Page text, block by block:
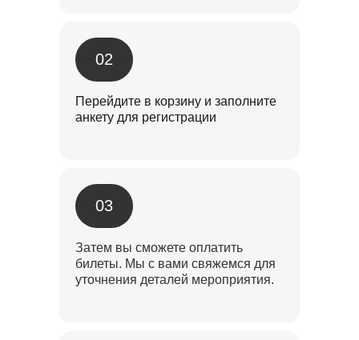
Перейдите в корзину и заполните
анкету для регистрации
02
Затем вы сможете оплатить
билеты. Мы с вами свяжемся для
уточнения деталей мероприятия.
03